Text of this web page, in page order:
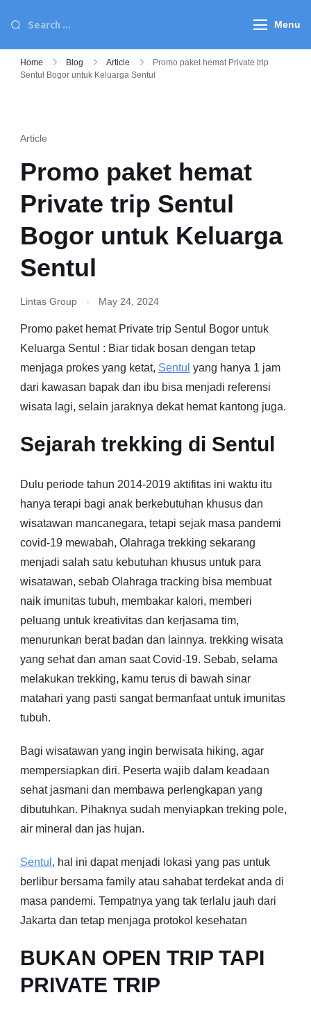
Menu
Home Blog Article
Promo paket hemat Private trip
Sentul Bogor untuk Keluarga Sentul
Article
Promo paket hemat
Private trip Sentul
Bogor untuk Keluarga
Sentul
Lintas Group May 24, 2024
Promo paket hemat Private trip Sentul Bogor untuk
Keluarga Sentul : Biar tidak bosan dengan tetap
menjaga prokes yang ketat, Sentul yang hanya 1 jam
dari kawasan bapak dan ibu bisa menjadi referensi
wisata lagi, selain jaraknya dekat hemat kantong juga.
Sejarah trekking di Sentul
Dulu periode tahun 2014-2019 aktifitas ini waktu itu
hanya terapi bagi anak berkebutuhan khusus dan
wisatawan mancanegara, tetapi sejak masa pandemi
covid-19 mewabah, Olahraga trekking sekarang
menjadi salah satu kebutuhan khusus untuk para
wisatawan, sebab Olahraga tracking bisa membuat
naik imunitas tubuh, membakar kalori, memberi
peluang untuk kreativitas dan kerjasama tim,
menurunkan berat badan dan lainnya. trekking wisata
yang sehat dan aman saat Covid-19. Sebab, selama
melakukan trekking, kamu terus di bawah sinar
matahari yang pasti sangat bermanfaat untuk imunitas
tubuh.
Bagi wisatawan yang ingin berwisata hiking, agar
mempersiapkan diri. Peserta wajib dalam keadaan
sehat jasmani dan membawa perlengkapan yang
dibutuhkan. Pihaknya sudah menyiapkan treking pole,
air mineral dan jas hujan.
Sentul , hal ini dapat menjadi lokasi yang pas untuk
berlibur bersama family atau sahabat terdekat anda di
masa pandemi. Tempatnya yang tak terlalu jauh dari
Jakarta dan tetap menjaga protokol kesehatan
BUKAN OPEN TRIP TAPI
PRIVATE TRIP